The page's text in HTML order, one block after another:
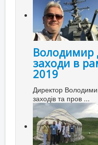
Володимир
заходи в
2019
Директор
заходів та пров ...